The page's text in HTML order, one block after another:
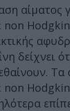
αίματος
non
δείχνει
non